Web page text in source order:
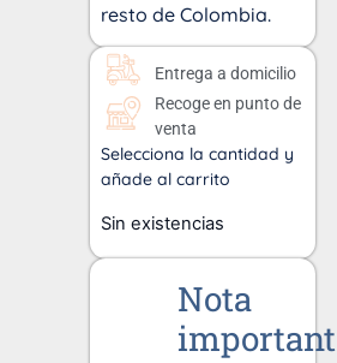
resto de Colombia.
Entrega a domicilio
Recoge en punto de
venta
Selecciona la cantidad y
añade al carrito
Sin existencias
Nota